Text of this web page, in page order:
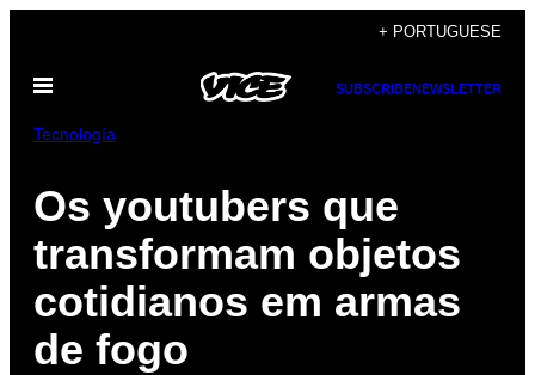
content
+ PORTUGUESE
Open
SUBSCRIBENEWSLETTER
Tecnología
Os youtubers que
transformam objetos
cotidianos em armas
de fogo